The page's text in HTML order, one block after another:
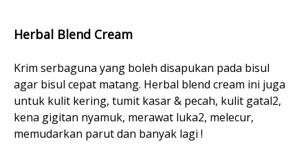
Herbal Blend Cream
Krim serbaguna yang boleh disapukan pada bisul
agar bisul cepat matang. Herbal blend cream ini juga
untuk kulit kering, tumit kasar & pecah, kulit gatal2,
kena gigitan nyamuk, merawat luka2, melecur,
memudarkan parut dan banyak lagi !